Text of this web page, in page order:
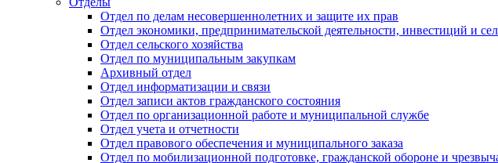
Отдел по делам несовершеннолетних и защите их прав
Отдел экономики, предпринимательской деятельности, инвестиций и
Отдел сельского хозяйства
Отдел по муниципальным закупкам
Архивный отдел
Отдел информатизации и связи
Отдел записи актов гражданского состояния
Отдел по организационной работе и муниципальной службе
Отдел учета и отчетности
Отдел правового обеспечения и муниципального заказа
Отдел по мобилизационной подготовке, гражданской обороне и